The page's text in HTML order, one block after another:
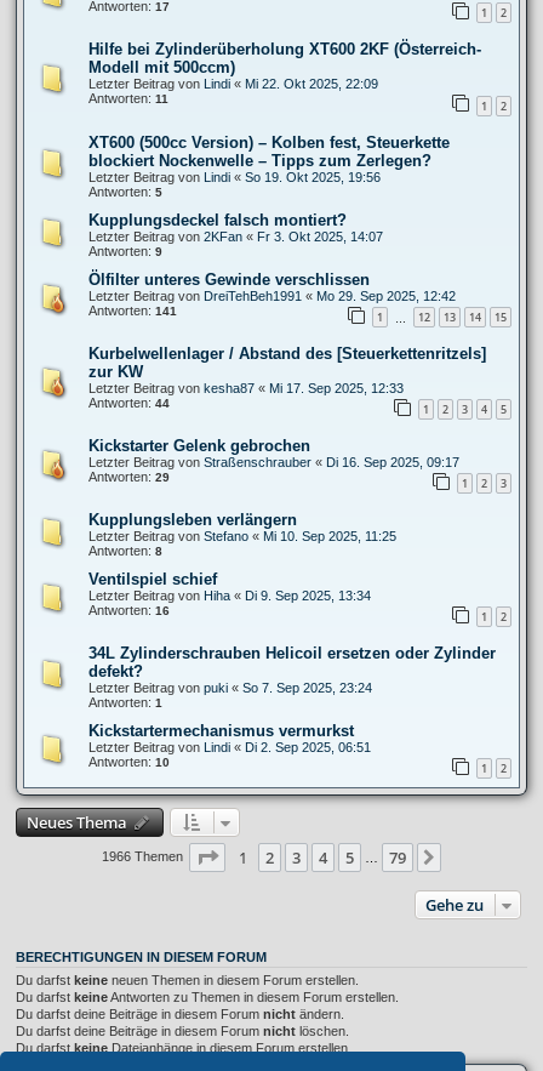
Antworten: 17 1 2
Hilfe bei Zylinderüberholung XT600 2KF (Österreich-
Modell mit 500ccm)
Letzter Beitrag von Lindi « Mi 22. Okt 2025, 22:09
Antworten: 11 1 2
XT600 (500cc Version) – Kolben fest, Steuerkette
blockiert Nockenwelle – Tipps zum Zerlegen?
Letzter Beitrag von Lindi « So 19. Okt 2025, 19:56
Antworten: 5
Kupplungsdeckel falsch montiert?
Letzter Beitrag von 2KFan « Fr 3. Okt 2025, 14:07
Antworten: 9
Ölfilter unteres Gewinde verschlissen
Letzter Beitrag von DreiTehBeh1991 « Mo 29. Sep 2025, 12:42
Antworten: 141 1 12 13 14 15
Kurbelwellenlager / Abstand des [Steuerkettenritzels]
zur KW
Letzter Beitrag von kesha87 « Mi 17. Sep 2025, 12:33
Antworten: 44 1 2 3 4 5
Kickstarter Gelenk gebrochen
Letzter Beitrag von Straßenschrauber « Di 16. Sep 2025, 09:17
Antworten: 29 1 2 3
Kupplungsleben verlängern
Letzter Beitrag von Stefano « Mi 10. Sep 2025, 11:25
Antworten: 8
Ventilspiel schief
Letzter Beitrag von Hiha « Di 9. Sep 2025, 13:34
Antworten: 16 1 2
34L Zylinderschrauben Helicoil ersetzen oder Zylinder
defekt?
Letzter Beitrag von puki « So 7. Sep 2025, 23:24
Antworten: 1
Kickstartermechanismus vermurkst
Letzter Beitrag von Lindi « Di 2. Sep 2025, 06:51
Antworten: 10 1 2
Neues Thema
1966 Themen Seite 1von 79
1 2 3 4 5 79
Gehe zu
BERECHTIGUNGEN IN DIESEM FORUM
Du darfst keine neuen Themen in diesem Forum erstellen.
Du darfst keineAntworten zu Themen in diesem Forum erstellen.
Du darfst deine Beiträge in diesem Forum nicht ändern.
Du darfst deine Beiträge in diesem Forum nicht löschen.
Du darfst keine Dateianhänge in diesem Forum erstellen.